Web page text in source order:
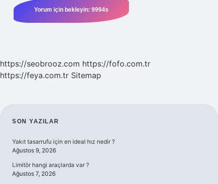
https://seobrooz.com https://fofo.com.tr
https://feya.com.tr Sitemap
SIDEBAR
SON YAZILAR
Yakıt tasarrufu için en ideal hız nedir ?
Ağustos 9, 2026
Limitör hangi araçlarda var ?
Ağustos 7, 2026